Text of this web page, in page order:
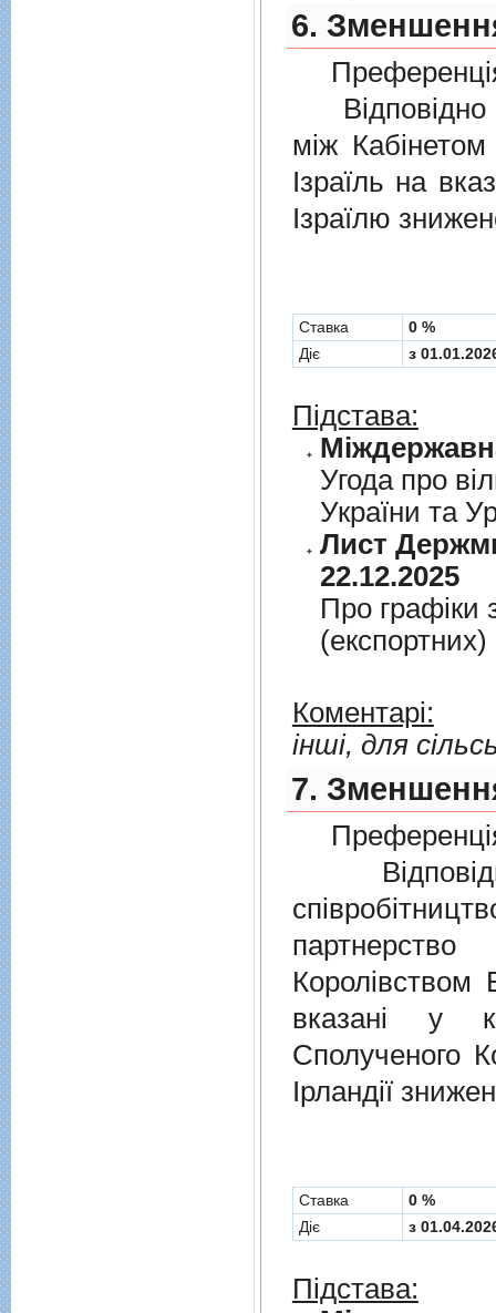
6.
Відповідно
мiж Кабінетом
Ізраїль на
Ізраїлю
Cтавка
0 %
Діє
з
Підстава:
Угода про
України та
Лист
22.12.2025
Про графiки
Коментарі:
інші, для
7.
Королівством
вказані у
Сполученого
Ірландії
Cтавка
0 %
Діє
з
Підстава: